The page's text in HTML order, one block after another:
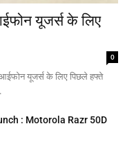
यूजर्स के लिए
0
यूजर्स के लिए पिछले हफ्ते
: Motorola Razr 50D